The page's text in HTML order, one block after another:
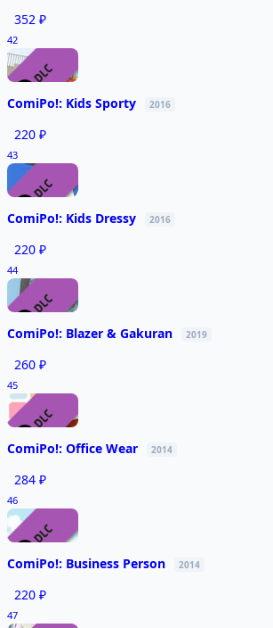
352 ₽
42
ComiPo!: Kids Sporty 2016
220 ₽
43
ComiPo!: Kids Dressy 2016
220 ₽
44
ComiPo!: Blazer & Gakuran 2019
260 ₽
45
ComiPo!: Office Wear 2014
284 ₽
46
ComiPo!: Business Person 2014
220 ₽
47